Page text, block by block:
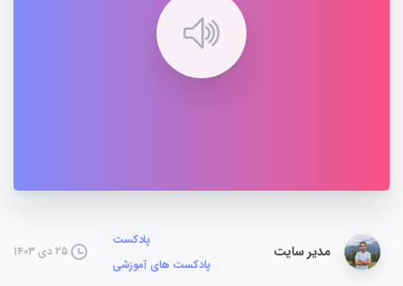
مدیر سایت
پادکست
پادکست های آموزشی
۲۵ دی ۱۴۰۳